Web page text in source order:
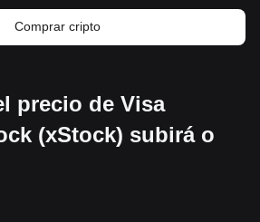
Comprar cripto
precio de Visa
(xStock) subirá o